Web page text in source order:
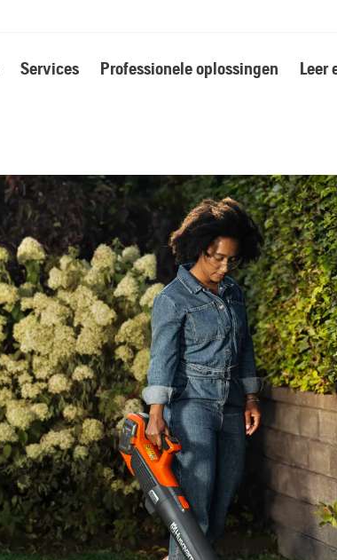
Services Professionele oplossingen Leer